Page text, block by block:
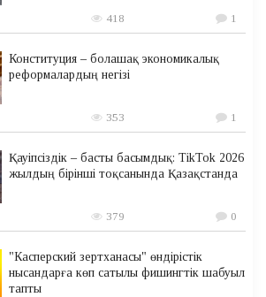
418 1
Конституция – болашақ экономикалық
реформалардың негізі
353 1
Қауіпсіздік – басты басымдық: TikTok 2026
жылдың бірінші тоқсанында Қазақстанда
379 0
"Касперский зертханасы" өндірістік
нысандарға көп сатылы фишингтік шабуыл
тапты